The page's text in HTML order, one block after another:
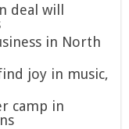
deal will
in North
joy in music,
camp in